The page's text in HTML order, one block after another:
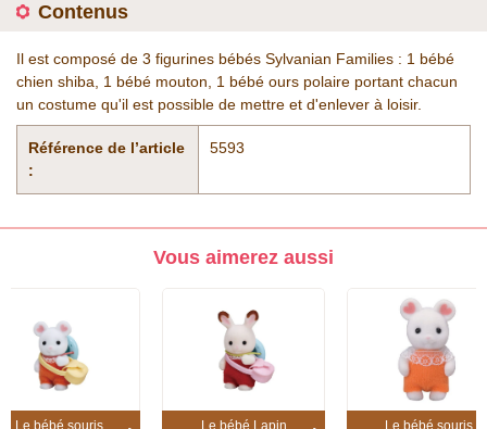
Contenus
Il est composé de 3 figurines bébés Sylvanian Families : 1 bébé
chien shiba, 1 bébé mouton, 1 bébé ours polaire portant chacun
un costume qu'il est possible de mettre et d'enlever à loisir.
Référence de l’article
:
5593
Vous aimerez aussi
Le bébé souris
Le bébé Lapin
Le bébé souris